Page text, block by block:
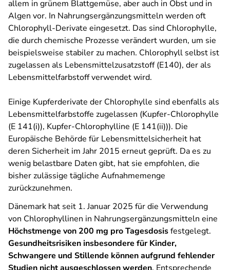
allem in grünem Blattgemüse, aber auch in Obst und in
Algen vor. In Nahrungsergänzungsmitteln werden oft
Chlorophyll-Derivate eingesetzt. Das sind Chlorophylle,
die durch chemische Prozesse verändert wurden, um sie
beispielsweise stabiler zu machen. Chlorophyll selbst ist
zugelassen als Lebensmittelzusatzstoff (E140), der als
Lebensmittelfarbstoff verwendet wird.
Einige Kupferderivate der Chlorophylle sind ebenfalls als
Lebensmittelfarbstoffe zugelassen (Kupfer-Chlorophylle
(E 141(i)), Kupfer-Chlorophylline (E 141(ii))). Die
Europäische Behörde für Lebensmittelsicherheit hat
deren Sicherheit im Jahr 2015 erneut geprüft. Da es zu
wenig belastbare Daten gibt, hat sie empfohlen, die
bisher zulässige tägliche Aufnahmemenge
zurückzunehmen.
Dänemark hat seit 1. Januar 2025 für die Verwendung
von Chlorophyllinen in Nahrungsergänzungsmitteln eine
Höchstmenge von 200 mg pro Tagesdosisfestgelegt.
Gesundheitsrisiken insbesondere für Kinder,
Schwangere und Stillende können aufgrund fehlender